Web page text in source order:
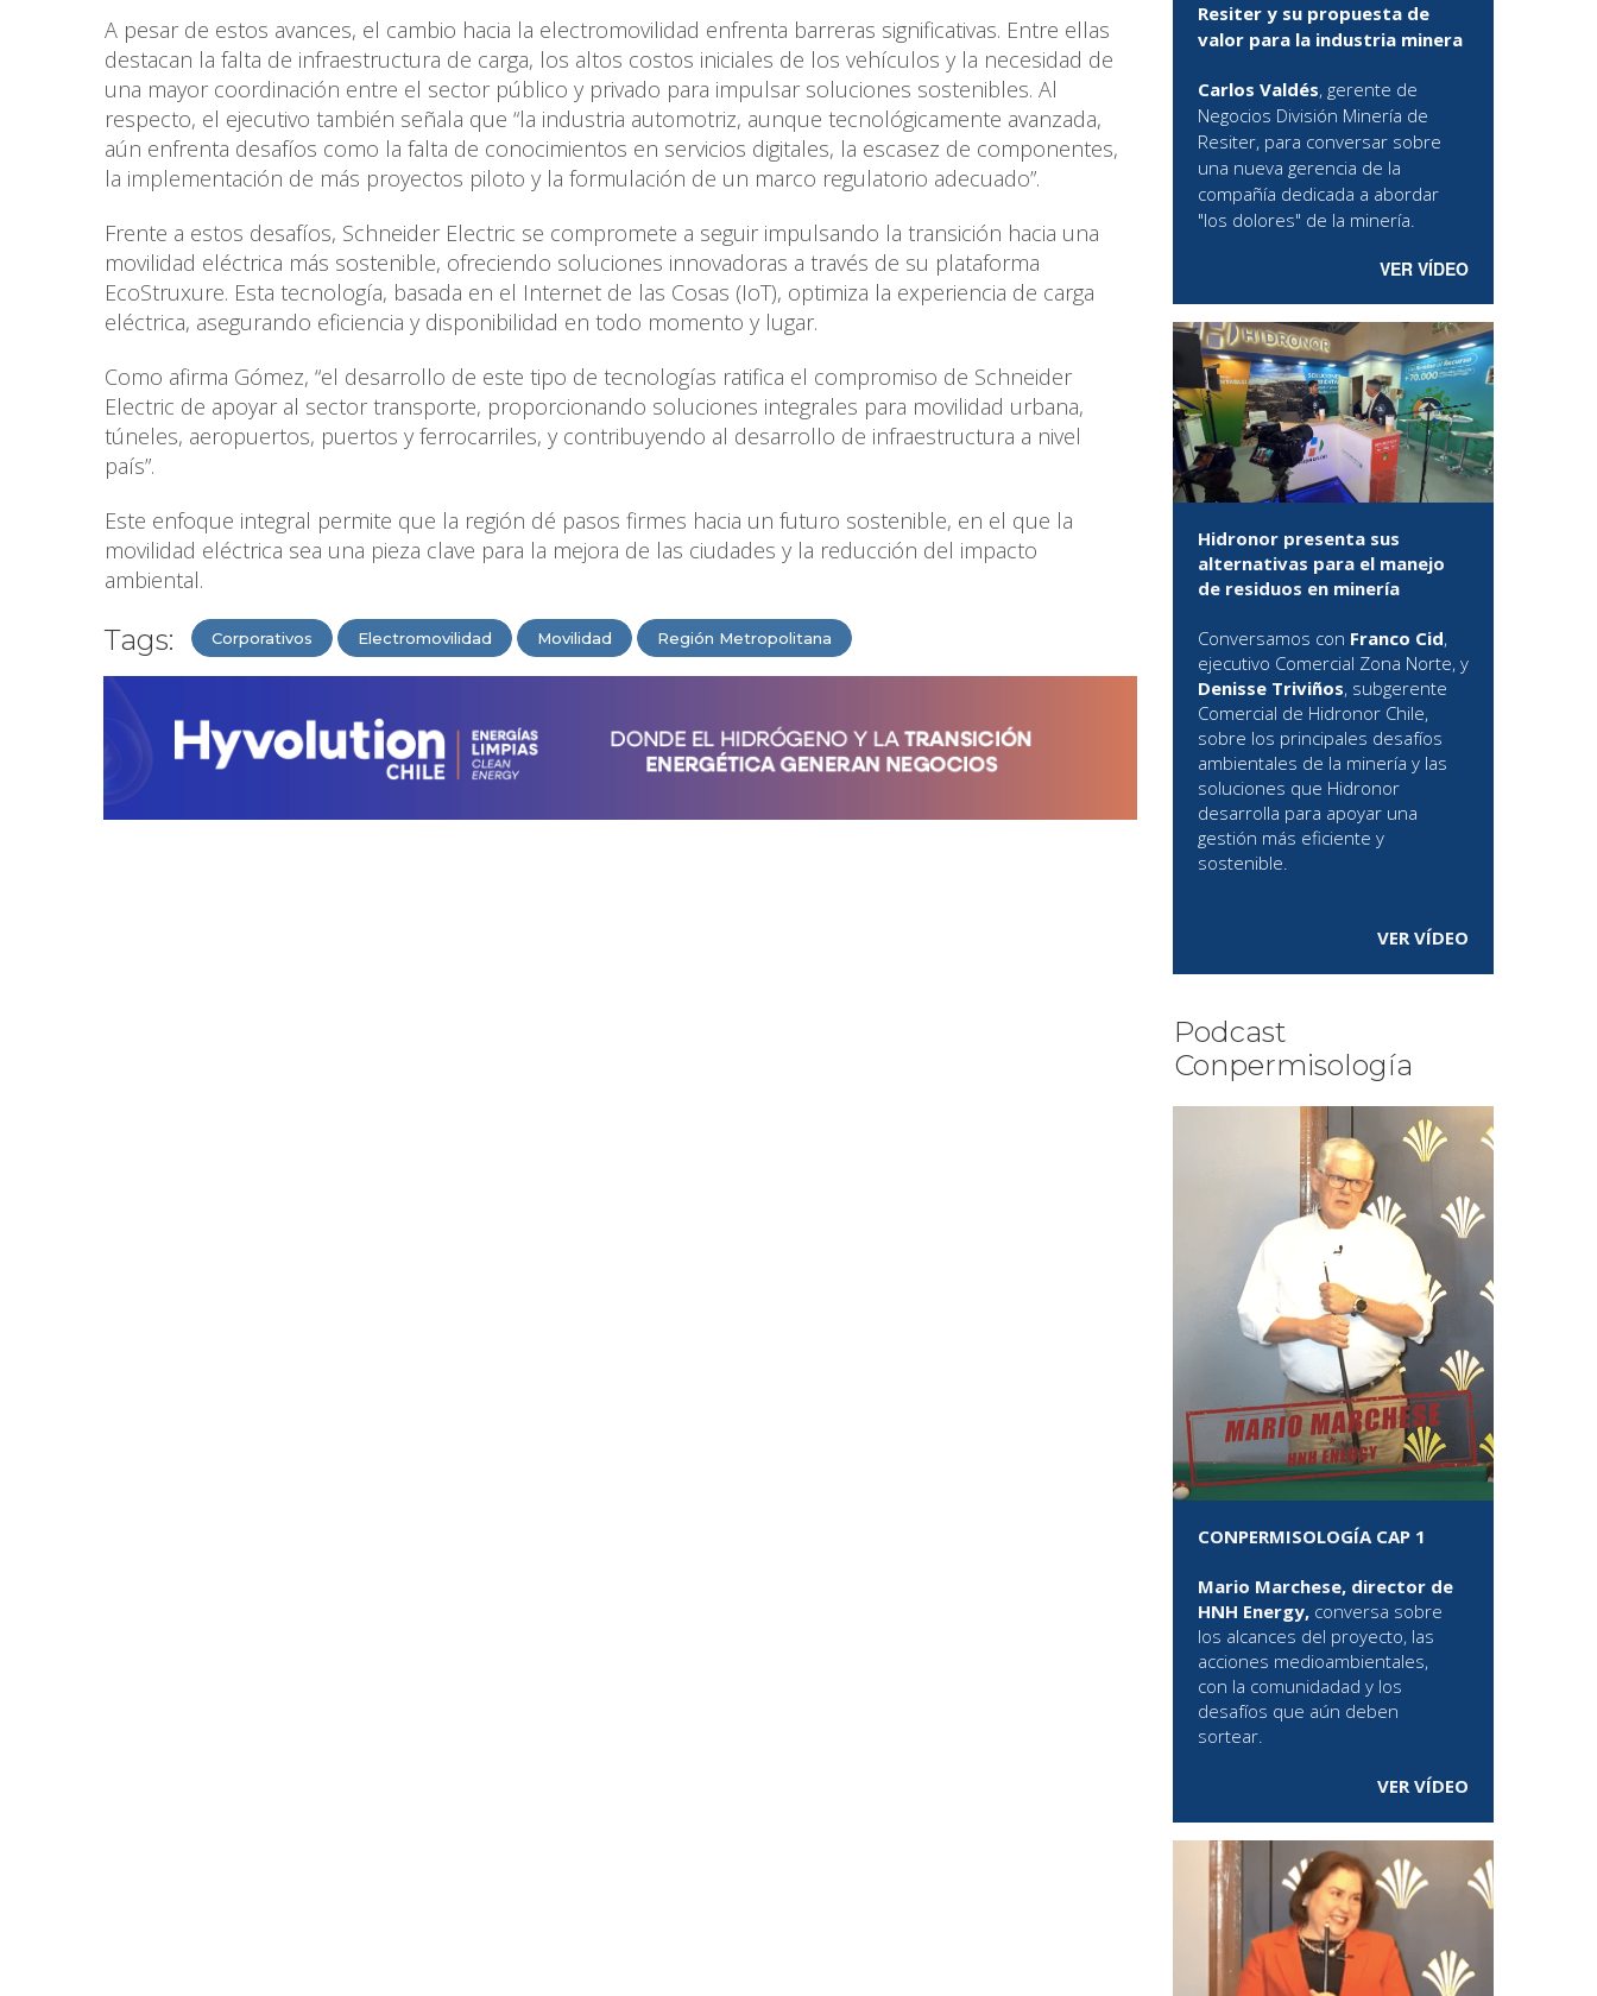
A pesar de estos avances, el cambio hacia la electromovilidad enfrenta barreras significativas. Entre ellas
destacan la falta de infraestructura de carga, los altos costos iniciales de los vehículos y la necesidad de
una mayor coordinación entre el sector público y privado para impulsar soluciones sostenibles. Al
respecto, el ejecutivo también señala que “la industria automotriz, aunque tecnológicamente avanzada,
aún enfrenta desafíos como la falta de conocimientos en servicios digitales, la escasez de componentes,
la implementación de más proyectos piloto y la formulación de un marco regulatorio adecuado”.
Frente a estos desafíos, Schneider Electric se compromete a seguir impulsando la transición hacia una
movilidad eléctrica más sostenible, ofreciendo soluciones innovadoras a través de su plataforma
EcoStruxure. Esta tecnología, basada en el Internet de las Cosas (IoT), optimiza la experiencia de carga
eléctrica, asegurando eficiencia y disponibilidad en todo momento y lugar.
Como afirma Gómez, “el desarrollo de este tipo de tecnologías ratifica el compromiso de Schneider
Electric de apoyar al sector transporte, proporcionando soluciones integrales para movilidad urbana,
túneles, aeropuertos, puertos y ferrocarriles, y contribuyendo al desarrollo de infraestructura a nivel
país”.
Este enfoque integral permite que la región dé pasos firmes hacia un futuro sostenible, en el que la
movilidad eléctrica sea una pieza clave para la mejora de las ciudades y la reducción del impacto
ambiental.
Tags: Corporativos Electromovilidad Movilidad Región Metropolitana
Resiter y su propuesta de
valor para la industria minera
Carlos Valdés, gerente de
Negocios División Minería de
Resiter, para conversar sobre
una nueva gerencia de la
compañía dedicada a abordar
"los dolores" de la minería.
VER VÍDEO
Hidronor presenta sus
alternativas para el manejo
de residuos en minería
Conversamos con Franco Cid,
ejecutivo Comercial Zona Norte, y
Denisse Triviños, subgerente
Comercial de Hidronor Chile,
sobre los principales desafíos
ambientales de la minería y las
soluciones que Hidronor
desarrolla para apoyar una
gestión más eficiente y
sostenible.
VER VÍDEO
Podcast
Conpermisología
CONPERMISOLOGÍA CAP 1
Mario Marchese, director de
HNH Energy, conversa sobre
los alcances del proyecto, las
acciones medioambientales,
con la comunidadad y los
desafíos que aún deben
sortear.
VER VÍDEO